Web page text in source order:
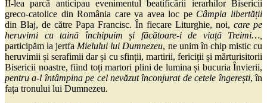
II-lea parcă anticipau evenimentul beatificării ierarhilor Bisericii
greco-catolice din România care va avea loc pe Câmpia libertății
din Blaj, de către Papa Francisc. În fiecare Liturghie, noi, care pe
heruvimi cu taină închipuim și făcătoare-i de viață Treimi…,
participăm la jertfa Mielului lui Dumnezeu, ne unim în chip mistic cu
heruvimii și serafimii dar și cu sfinții, martirii, fericiții și mărturisitorii
Bisericii noastre, fiind toți martori plini de lumina și bucuria Învierii,
pentru a-l întâmpina pe cel nevăzut înconjurat de cetele îngerești, în
fața tronului lui Dumnezeu.